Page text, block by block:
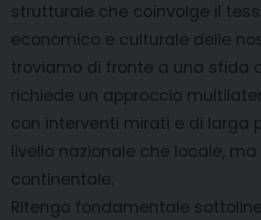
strutturale che coinvolge il
economico e culturale delle
troviamo di fronte a una sfida
richiede un approccio
con interventi mirati e di larga
livello nazionale che locale,
continentale.
Ritengo fondamentale